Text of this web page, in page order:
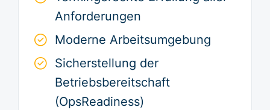
Anforderungen
Moderne Arbeitsumgebung
Sicherstellung der
Betriebsbereitschaft
(OpsReadiness)